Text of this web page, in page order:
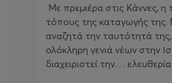
Με πρεμιέρα στις Κάννες,
τόπους της καταγωγής
αναζητά την ταυτότητά της,
ολόκληρη γενιά νέων στην
διαχειριστεί την…